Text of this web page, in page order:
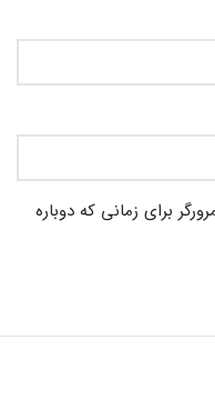
برای زمانی که دوباره